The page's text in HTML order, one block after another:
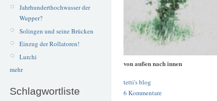
Jahrhunderthochwasser der
Wupper?
Solingen und seine Brücken
Einzug der Rollatoren!
Lurchi
mehr
Schlagwortliste
von außen nach innen
tetti's blog
6 Kommentare